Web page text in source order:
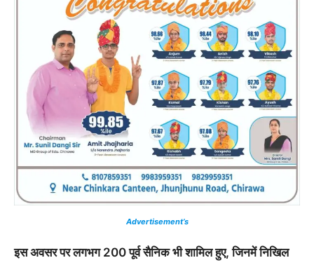
Advertisement’s
इस अवसर पर लगभग 200 पूर्व सैनिक भी शामिल हुए, जिनमें निखिल